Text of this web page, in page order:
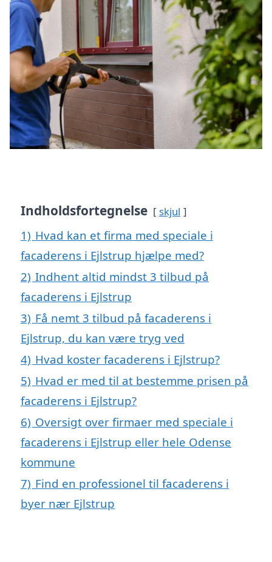
Indholdsfortegnelse skjul
1) Hvad kan et firma med speciale i
facaderens i Ejlstrup hjælpe med?
2) Indhent altid mindst 3 tilbud på
facaderens i Ejlstrup
3) Få nemt 3 tilbud på facaderens i
Ejlstrup, du kan være tryg ved
4) Hvad koster facaderens i Ejlstrup?
5) Hvad er med til at bestemme prisen på
facaderens i Ejlstrup?
6) Oversigt over firmaer med speciale i
facaderens i Ejlstrup eller hele Odense
kommune
7) Find en professionel til facaderens i
byer nær Ejlstrup